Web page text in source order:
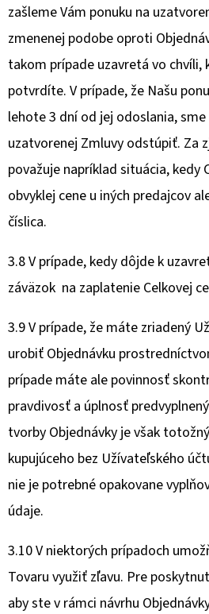
zašleme Vám ponuku na
zmenenej podobe oproti
takom prípade uzavretá vo chvíli,
potvrdíte. V prípade, že Našu
lehote 3 dní od jej odoslania,
uzatvorenej Zmluvy odstúpiť. Za
považuje napríklad situácia, kedy
obvyklej cene u iných predajcov
číslica.
3.8 V prípade, kedy dôjde k
záväzok na zaplatenie Celkovej
3.9 V prípade, že máte zriadený
urobiť Objednávku
prípade máte ale povinnosť
pravdivosť a úplnosť
tvorby Objednávky je však
kupujúceho bez Užívateľského
nie je potrebné opakovane
údaje.
3.10 V niektorých prípadoch
Tovaru využiť zľavu. Pre
aby ste v rámci návrhu